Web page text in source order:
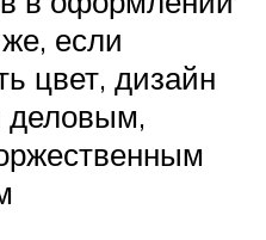
если
цвет, дизайн
деловым,